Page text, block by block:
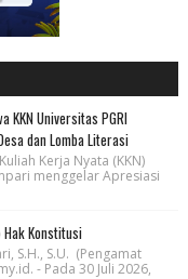
KKN Universitas PGRI
dan Lomba Literasi
Kerja Nyata (KKN)
menggelar Apresiasi
Konstitusi
S.H., S.U. (Pengamat
- Pada 30 Juli 2026,